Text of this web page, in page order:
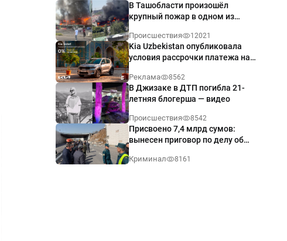
В Ташобласти произошёл
крупный пожар в одном из
Происшествия 12021
Kia Uzbekistan опубликовала
условия рассрочки платежа на
годовых
Реклама 8562
В Джизаке в ДТП погибла 21-
летняя блогерша — видео
Происшествия 8542
Присвоено 7,4 млрд сумов:
вынесен приговор по делу об
Ташкенте
Криминал 8161